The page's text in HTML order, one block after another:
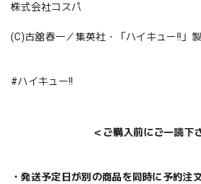
株式会社コスパ
(C)古舘春一／集英社・「ハイキュー!!」
#ハイキュー!!
＜ご購入前にご一読下
・発送予定日が別の商品を同時に予約注